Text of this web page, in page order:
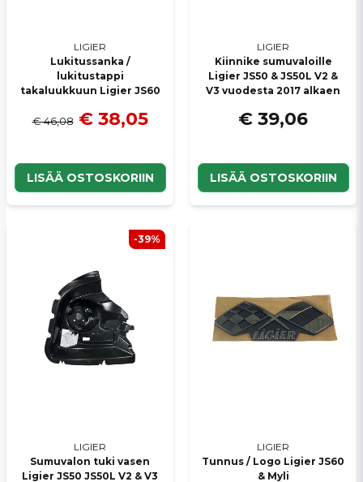
LIGIER
Lukitussanka /
lukitustappi
takaluukkuun Ligier JS60
€ 46,08 € 38,05
LISÄÄ OSTOSKORIIN
LIGIER
Kiinnike sumuvaloille
Ligier JS50 & JS50L V2 &
V3 vuodesta 2017 alkaen
€ 39,06
LISÄÄ OSTOSKORIIN
LIGIER
Sumuvalon tuki vasen
Ligier JS50 JS50L V2 & V3
-39%
LIGIER
Tunnus / Logo Ligier JS60
& Myli